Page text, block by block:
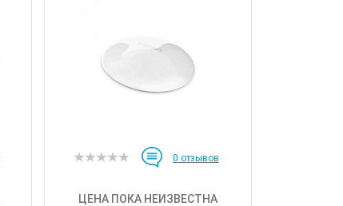
0 отзывов
ЦЕНА ПОКА НЕИЗВЕСТНА